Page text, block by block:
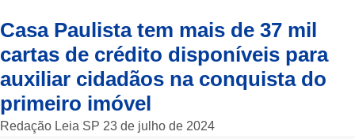
Casa Paulista tem mais de 37 mil
cartas de crédito disponíveis para
auxiliar cidadãos na conquista do
primeiro imóvel
Redação Leia SP 23 de julho de 2024